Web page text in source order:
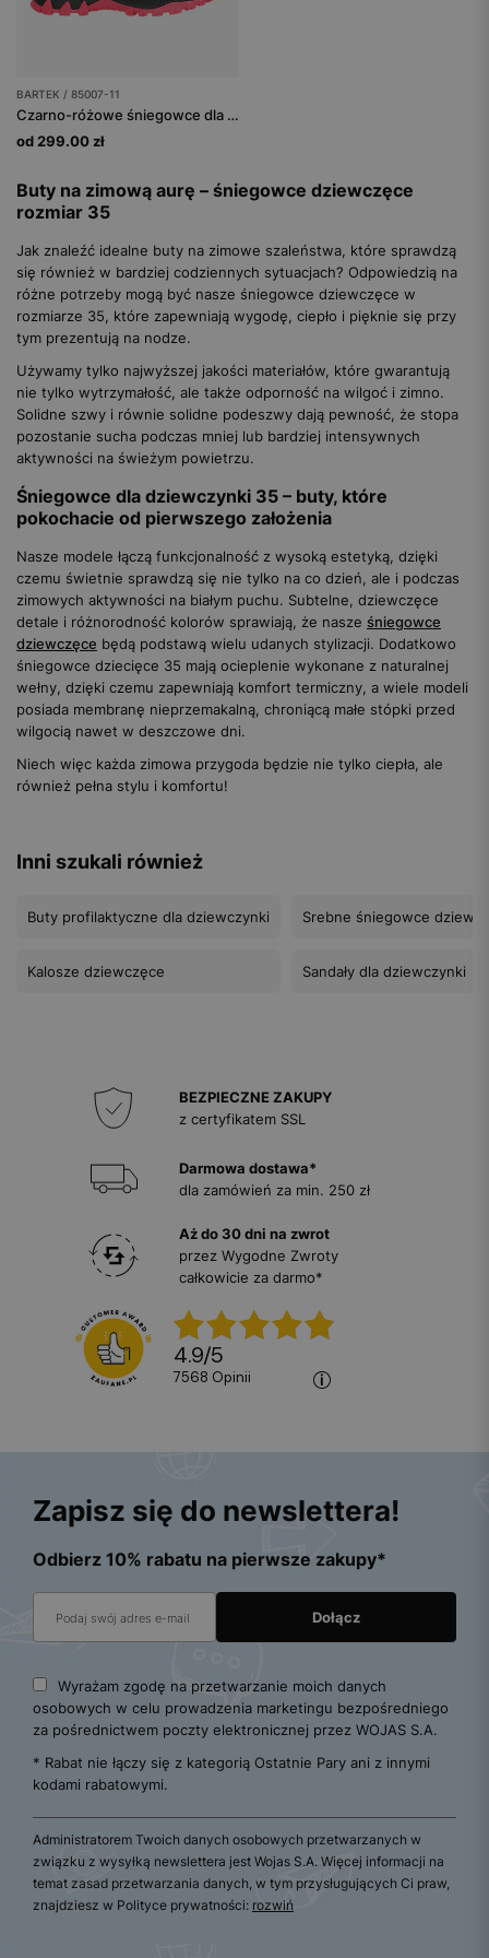
BARTEK / 85007-11
Czarno-różowe śniegowce dla dziewczynki z ortalionową cholewką BARTEK 85007-11
od 299.00 zł
Buty na zimową aurę – śniegowce dziewczęce
rozmiar 35
Jak znaleźć idealne buty na zimowe szaleństwa, które sprawdzą
się również w bardziej codziennych sytuacjach? Odpowiedzią na
różne potrzeby mogą być nasze śniegowce dziewczęce w
rozmiarze 35, które zapewniają wygodę, ciepło i pięknie się przy
tym prezentują na nodze.
Używamy tylko najwyższej jakości materiałów, które gwarantują
nie tylko wytrzymałość, ale także odporność na wilgoć i zimno.
Solidne szwy i równie solidne podeszwy dają pewność, że stopa
pozostanie sucha podczas mniej lub bardziej intensywnych
aktywności na świeżym powietrzu.
Śniegowce dla dziewczynki 35 – buty, które
pokochacie od pierwszego założenia
Nasze modele łączą funkcjonalność z wysoką estetyką, dzięki
czemu świetnie sprawdzą się nie tylko na co dzień, ale i podczas
zimowych aktywności na białym puchu. Subtelne, dziewczęce
detale i różnorodność kolorów sprawiają, że nasze śniegowce
dziewczęce będą podstawą wielu udanych stylizacji. Dodatkowo
śniegowce dziecięce 35 mają ocieplenie wykonane z naturalnej
wełny, dzięki czemu zapewniają komfort termiczny, a wiele modeli
posiada membranę nieprzemakalną, chroniącą małe stópki przed
wilgocią nawet w deszczowe dni.
Niech więc każda zimowa przygoda będzie nie tylko ciepła, ale
również pełna stylu i komfortu!
Inni szukali również
Buty profilaktyczne dla dziewczynki
Kalosze dziewczęce
Srebne śniegowce
Sandały dla dziewczynki
BEZPIECZNE ZAKUPY
z certyfikatem SSL
Darmowa dostawa*
dla zamówień za min. 250 zł
Aż do 30 dni na zwrot
przez Wygodne Zwroty
całkowicie za darmo*
4.9/5
7568 opinii
Zapisz się do newslettera!
Odbierz 10% rabatu na pierwsze zakupy*
Wyrażam zgodę na przetwarzanie moich danych
osobowych w celu prowadzenia marketingu bezpośredniego
za pośrednictwem poczty elektronicznej przez WOJAS S.A.
* Rabat nie łączy się z kategorią Ostatnie Pary ani z innymi
kodami rabatowymi.
Administratorem Twoich danych osobowych przetwarzanych w
związku z wysyłką newslettera jest Wojas S.A. Więcej informacji na
temat zasad przetwarzania danych, w tym przysługujących Ci praw,
znajdziesz w Polityce prywatności: rozwiń